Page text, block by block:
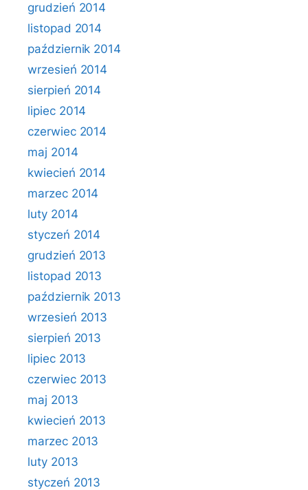
grudzień 2014
listopad 2014
październik 2014
wrzesień 2014
sierpień 2014
lipiec 2014
czerwiec 2014
maj 2014
kwiecień 2014
marzec 2014
luty 2014
styczeń 2014
grudzień 2013
listopad 2013
październik 2013
wrzesień 2013
sierpień 2013
lipiec 2013
czerwiec 2013
maj 2013
kwiecień 2013
marzec 2013
luty 2013
styczeń 2013